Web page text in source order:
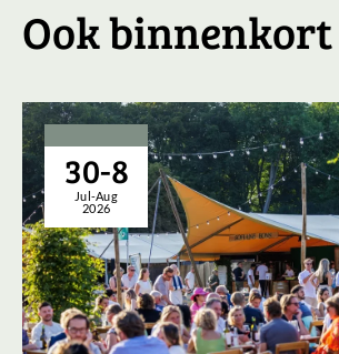
Ook binnenkort
30-8
Jul-Aug
2026